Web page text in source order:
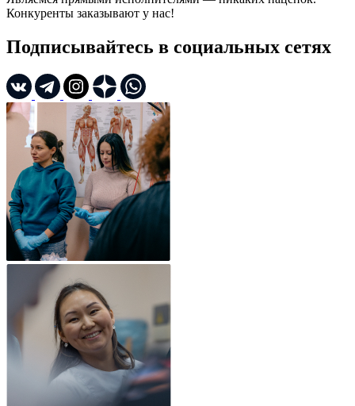
Конкуренты заказывают у нас!
Подписывайтесь в социальных сетях